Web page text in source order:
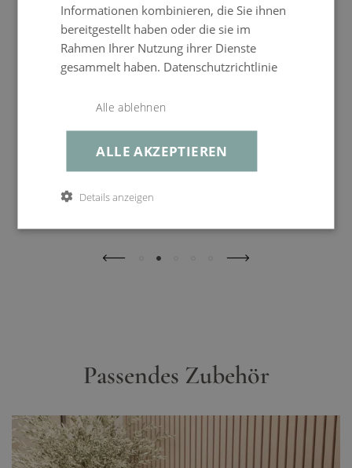
Suite Sun Lounger
Compact
SUN LOUNGER COMPACT
€ 749,99 UVP
Passendes Zubehör
Informationen kombinieren, die Sie ihnen
bereitgestellt haben oder die sie im
Rahmen Ihrer Nutzung ihrer Dienste
gesammelt haben. Datenschutzrichtlinie
ALLE AKZEPTIEREN
Alle ablehnen
Details anzeigen